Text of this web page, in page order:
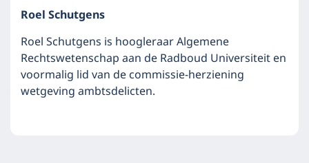
Roel Schutgens
Roel Schutgens is hoogleraar Algemene
Rechtswetenschap aan de Radboud Universiteit en
voormalig lid van de commissie-herziening
wetgeving ambtsdelicten.